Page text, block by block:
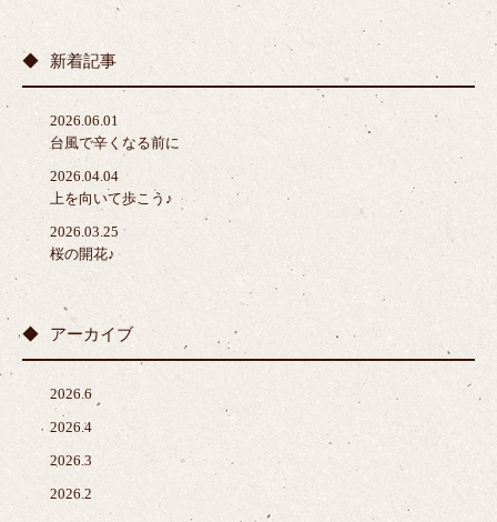
新着記事
2026.06.01
台風で辛くなる前に
2026.04.04
上を向いて歩こう♪
2026.03.25
桜の開花♪
アーカイブ
2026.6
2026.4
2026.3
2026.2